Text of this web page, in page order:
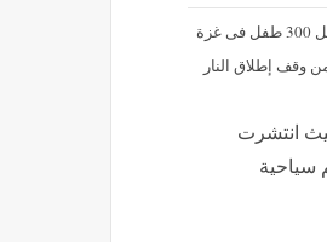
اليونيسف: مقتل 300 طفل فى غزة
حيث انتشرت
سياحية